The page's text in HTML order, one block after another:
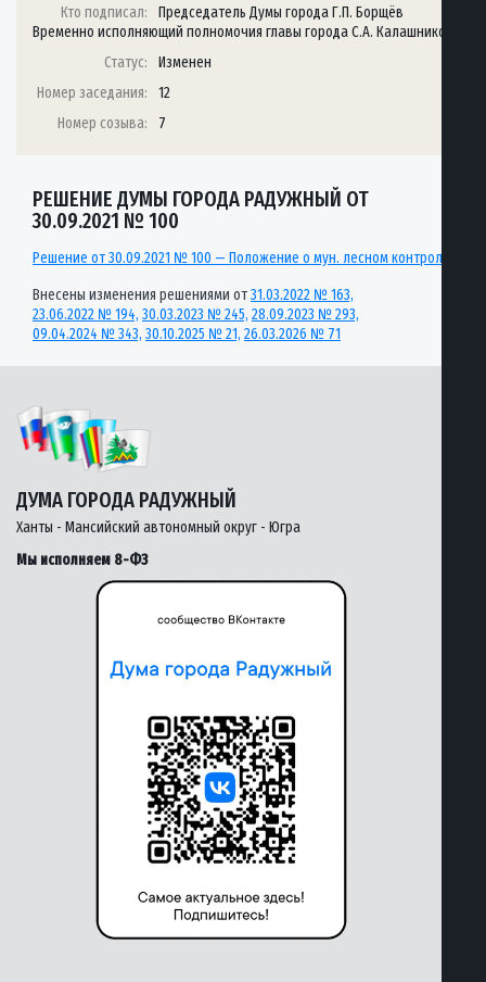
Кто подписал:
Председатель Думы города Г.П. Борщёв
Временно исполняющий полномочия главы города С.А. Калашников
Статус:
Изменен
Номер заседания:
12
Номер созыва:
7
РЕШЕНИЕ ДУМЫ ГОРОДА РАДУЖНЫЙ ОТ
30.09.2021 № 100
Решение от 30.09.2021 № 100 — Положение о мун. лесном контроле
Внесены изменения решениями от31.03.2022 № 163,
23.06.2022 № 194, 30.03.2023 № 245, 28.09.2023 № 293,
09.04.2024 № 343, 30.10.2025 № 21, 26.03.2026 № 71
ДУМА ГОРОДА РАДУЖНЫЙ
Ханты - Мансийский автономный округ - Югра
Мы исполняем 8-ФЗ